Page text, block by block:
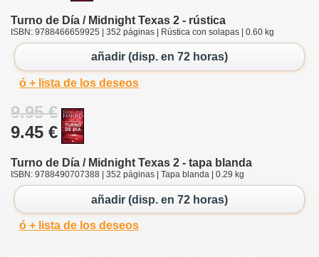
Turno de Día / Midnight Texas 2 - rústica
ISBN: 9788466659925 | 352 páginas | Rústica con solapas | 0.60 kg
añadir (disp. en 72 horas)
ó + lista de los deseos
9.95 €
9.45 €
Turno de Día / Midnight Texas 2 - tapa blanda
ISBN: 9788490707388 | 352 páginas | Tapa blanda | 0.29 kg
añadir (disp. en 72 horas)
ó + lista de los deseos